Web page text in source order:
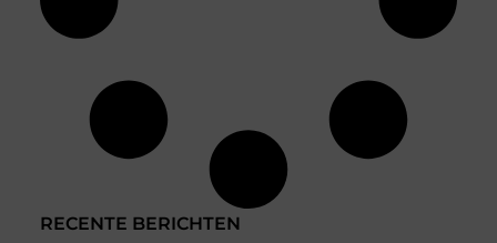
RECENTE BERICHTEN